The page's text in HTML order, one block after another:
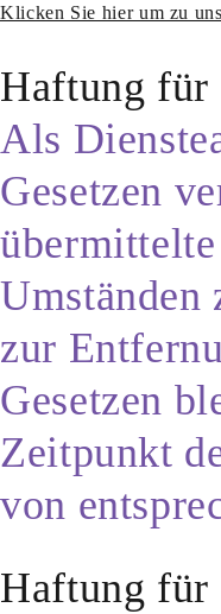
Klicken Sie hier um zu
Haftung für
Als
Gesetzen
zur
Gesetzen
Zeitpunkt
von
Haftung für